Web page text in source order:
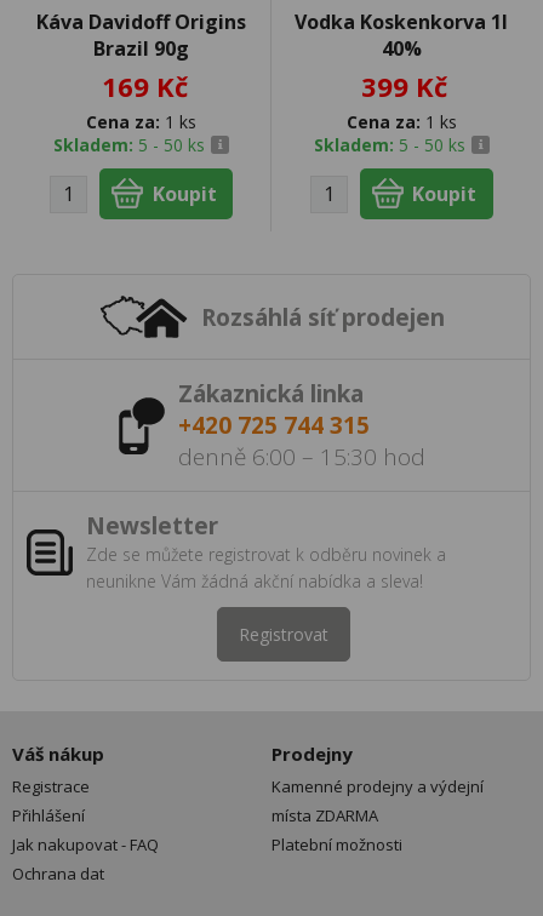
Káva Davidoff Origins
Brazil 90g
169 Kč
Cena za: 1 ks
Skladem: 5 - 50 ks
Vodka Koskenkorva 1l
40%
399 Kč
Cena za: 1 ks
Skladem: 5 - 50 ks
Rozsáhlá síť prodejen
Zákaznická linka
+420 725 744 315
denně 6:00 – 15:30 hod
Newsletter
Zde se můžete registrovat k odběru novinek a
neunikne Vám žádná akční nabídka a sleva!
Registrovat
Váš nákup
Registrace
Přihlášení
Jak nakupovat - FAQ
Ochrana dat
Prodejny
Kamenné prodejny a výdejní
místa ZDARMA
Platební možnosti